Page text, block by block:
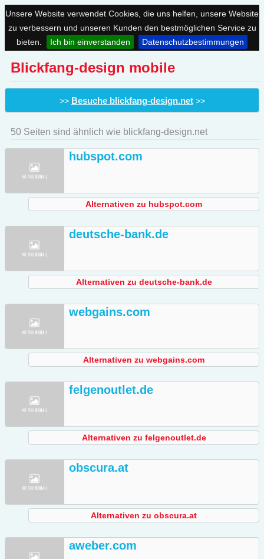
Unsere Website verwendet Cookies, die uns helfen, unsere Website
zu verbessern und unseren Kunden den bestmöglichen Service zu
bieten.
Ich bin einverstanden Datenschutzbestimmungen
Blickfang-design mobile
>> Besuche blickfang-design.net>>
50 Seiten sind ähnlich wie blickfang-design.net
hubspot.com
Alternativen zu hubspot.com
deutsche-bank.de
Alternativen zu deutsche-bank.de
webgains.com
Alternativen zu webgains.com
felgenoutlet.de
Alternativen zu felgenoutlet.de
obscura.at
Alternativen zu obscura.at
aweber.com